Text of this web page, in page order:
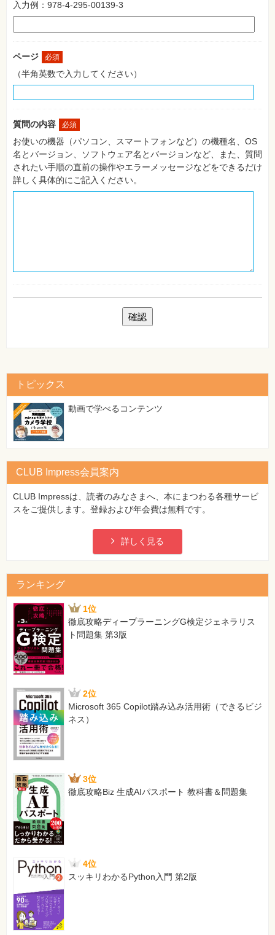
テ
ク
味・
素
集
自
作・
パ
ソ
コ
ン・
ホ
ビ
ー
ー
特
⼀
覧
入力例：978-4-295-00139-3
ページ 必須
（半角英数で入力してください）
質問の内容 必須
お使いの機器（パソコン、スマートフォンなど）の機種名、OS
名とバージョン、ソフトウェア名とバージョンなど、また、質問
されたい手順の直前の操作やエラーメッセージなどをできるだけ
詳しく具体的にご記入ください。
トピックス
動画で学べるコンテンツ
CLUB Impress会員案内
CLUB Impressは、読者のみなさまへ、本にまつわる各種サービ
スをご提供します。登録および年会費は無料です。
詳しく見る
ランキング
1位
徹底攻略ディープラーニングG検定ジェネラリス
ト問題集 第3版
2位
Microsoft 365 Copilot踏み込み活用術（できるビジ
ネス）
3位
徹底攻略Biz 生成AIパスポート 教科書＆問題集
4位
スッキリわかるPython入門 第2版